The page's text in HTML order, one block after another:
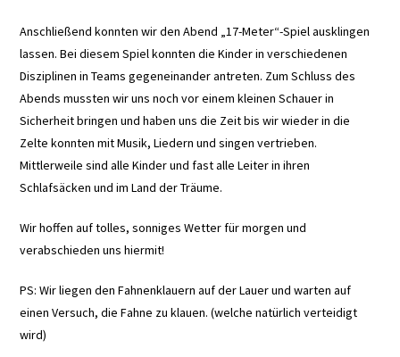
Anschließend konnten wir den Abend „17-Meter“-Spiel ausklingen
lassen. Bei diesem Spiel konnten die Kinder in verschiedenen
Disziplinen in Teams gegeneinander antreten. Zum Schluss des
Abends mussten wir uns noch vor einem kleinen Schauer in
Sicherheit bringen und haben uns die Zeit bis wir wieder in die
Zelte konnten mit Musik, Liedern und singen vertrieben.
Mittlerweile sind alle Kinder und fast alle Leiter in ihren
Schlafsäcken und im Land der Träume.
Wir hoffen auf tolles, sonniges Wetter für morgen und
verabschieden uns hiermit!
PS: Wir liegen den Fahnenklauern auf der Lauer und warten auf
einen Versuch, die Fahne zu klauen. (welche natürlich verteidigt
wird)